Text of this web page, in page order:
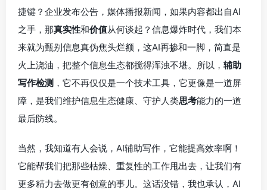
捷键？企业发布公告，媒体播报新闻，如果内容都出自AI
之手，那真实性和价值从何谈起？信息爆炸时代，我们本
来就为甄别信息真伪焦头烂额，这AI再掺和一脚，简直是
火上浇油，把整个信息生态都搅得浑浊不堪。所以， 辅助
写作检测 ，它不再仅仅是一个技术工具，它更像是一道屏
障，是我们维护信息生态健康、守护人类思考能力的一道
最后防线。
当然，我知道有人会说，AI辅助写作，它能提高效率啊！
它能帮我们把那些枯燥、重复性的工作甩出去，让我们有
更多精力去做更有创意的事儿。这话没错，我也承认，AI